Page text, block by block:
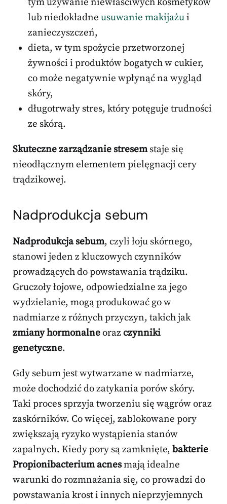
tym używanie niewłaściwych kosmetyków
lub niedokładne usuwanie makijażui
zanieczyszczeń,
dieta, w tym spożycie przetworzonej
żywności i produktów bogatych w cukier,
co może negatywnie wpłynąć na wygląd
skóry,
długotrwały stres, który potęguje trudności
ze skórą.
Skuteczne zarządzanie stresemstaje się
nieodłącznym elementem pielęgnacji cery
trądzikowej.
Nadprodukcja sebum
Nadprodukcja sebum, czyli łoju skórnego,
stanowi jeden z kluczowych czynników
prowadzących do powstawania trądziku.
Gruczoły łojowe, odpowiedzialne za jego
wydzielanie, mogą produkować go w
nadmiarze z różnych przyczyn, takich jak
zmiany hormonalneorazczynniki
genetyczne.
Gdy sebum jest wytwarzane w nadmiarze,
może dochodzić do zatykania porów skóry.
Taki proces sprzyja tworzeniu się wągrów oraz
zaskórników. Co więcej, zablokowane pory
zwiększają ryzyko wystąpienia stanów
zapalnych. Kiedy pory są zamknięte, bakterie
Propionibacterium acnesmają idealne
warunki do rozmnażania się, co prowadzi do
powstawania krost i innych nieprzyjemnych